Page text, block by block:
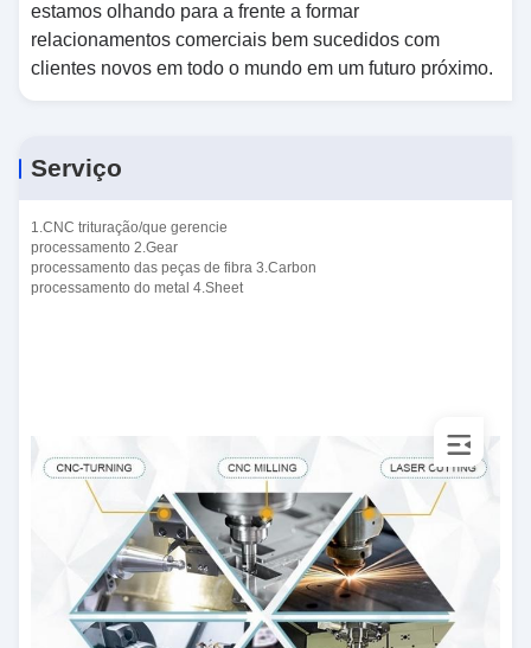
estamos olhando para a frente a formar
relacionamentos comerciais bem sucedidos com
clientes novos em todo o mundo em um futuro próximo.
Serviço
1.CNC trituração/que gerencie
processamento 2.Gear
processamento das peças de fibra 3.Carbon
processamento do metal 4.Sheet